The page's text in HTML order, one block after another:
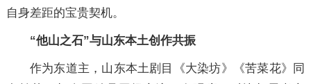
自身差距的宝贵契机。
“他山之石”与山东本土创作共振
作为东道主，山东本土剧目《大染坊》《苦菜花》同